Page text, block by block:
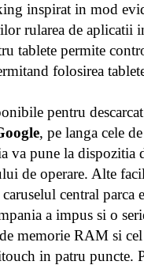
inspirat in mod
rularea de aplicatii
tablete permite
folosirea
pentru
, pe langa cele
va pune la
de operare. Alte
caruselul central parca
a impus si o
memorie RAM si
in patru puncte.